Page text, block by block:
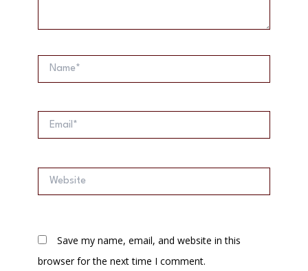
Name*
Email*
Website
Save my name, email, and website in this
browser for the next time I comment.